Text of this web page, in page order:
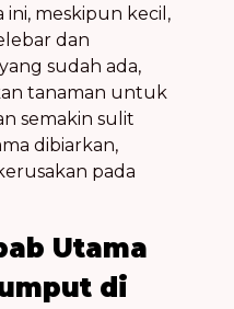
ini, meskipun kecil,
dan
sudah ada,
tanaman untuk
semakin sulit
dibiarkan,
pada
Utama
di